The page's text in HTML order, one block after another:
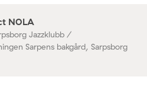
NOLA
Jazzklubb /
Sarpens bakgård, Sarpsborg